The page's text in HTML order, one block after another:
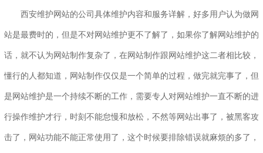
西安维护网站的公司具体维护内容和服务详解，好多用户认为做网
站是最费时的，但是不对网站维护更不了解了，如果你了解网站维护的
话，就不认为网站制作复杂了，在网站制作跟网站维护这二者相比较，
懂行的人都知道，网站制作仅仅是一个简单的过程，做完就完事了，但
是 网站维护是一个持续不断的工作，需要专人对网站维护一直不断的进
行操作维护才行，时刻不能怠慢和放松，不然等网站出事了，被黑客攻
击了，网站功能不能正常使用了，这个时候要排除错误就麻烦的多了，